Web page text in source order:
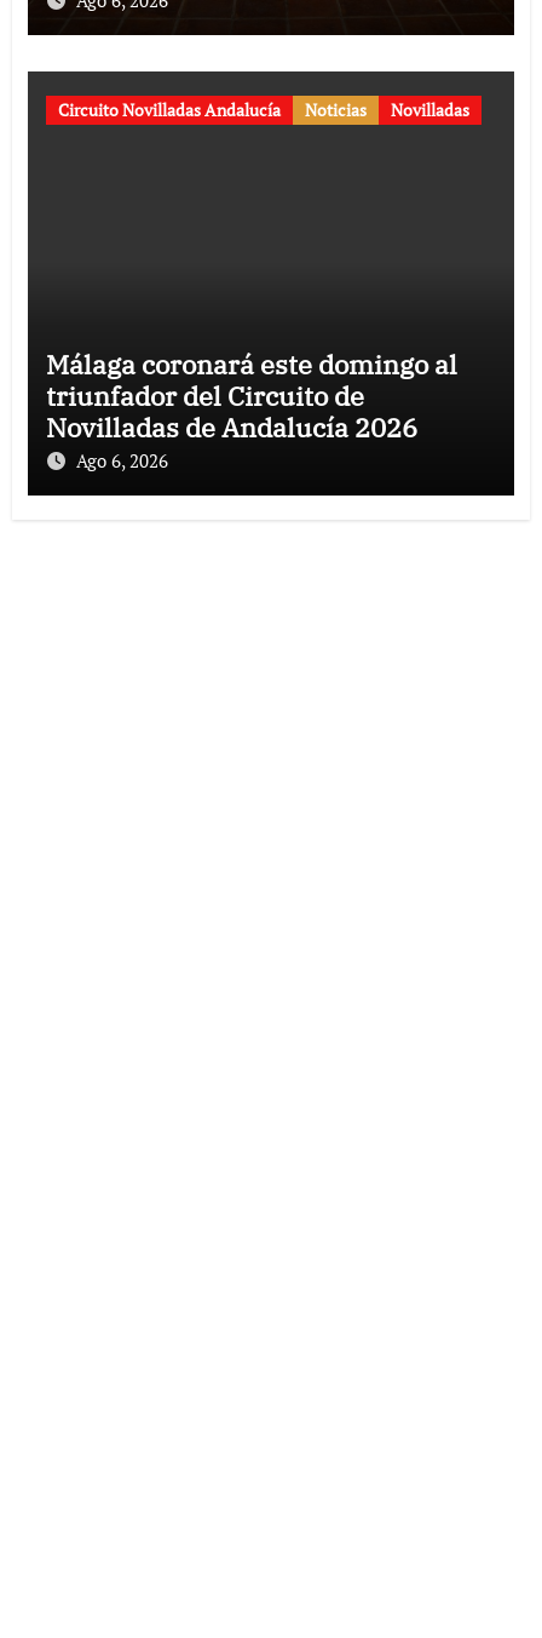
aniversario
Circuito Novilladas Andalucía Noticias Novilladas
Málaga coronará este domingo al
triunfador del Circuito de
Novilladas de Andalucía 2026
Ago 6, 2026